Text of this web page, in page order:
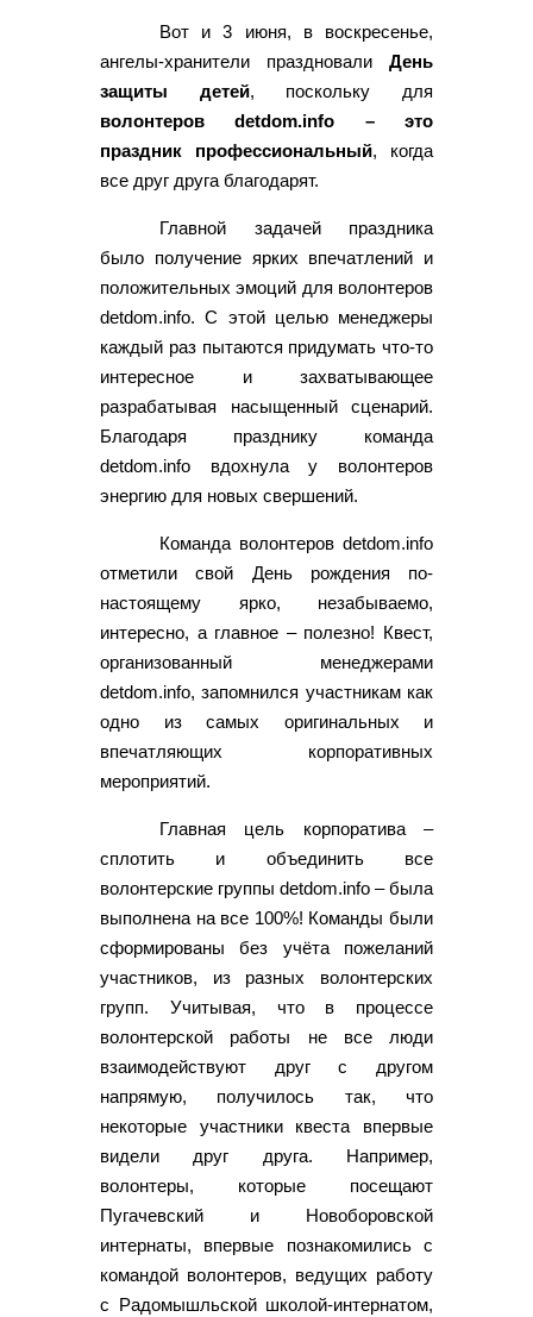
Вот и 3 июня, в воскресенье,
ангелы-хранители праздновали День
защиты детей, поскольку для
волонтеров detdom.info – это
праздник профессиональный, когда
все друг друга благодарят.
Главной задачей праздника
было получение ярких впечатлений и
положительных эмоций для волонтеров
detdom.info. С этой целью менеджеры
каждый раз пытаются придумать что-то
интересное и захватывающее
разрабатывая насыщенный сценарий.
Благодаря празднику команда
detdom.info вдохнула у волонтеров
энергию для новых свершений.
Команда волонтеров detdom.info
отметили свой День рождения по-
настоящему ярко, незабываемо,
интересно, а главное – полезно! Квест,
организованный менеджерами
detdom.info, запомнился участникам как
одно из самых оригинальных и
впечатляющих корпоративных
мероприятий.
Главная цель корпоратива –
сплотить и объединить все
волонтерские группы detdom.info – была
выполнена на все 100%! Команды были
сформированы без учёта пожеланий
участников, из разных волонтерских
групп. Учитывая, что в процессе
волонтерской работы не все люди
взаимодействуют друг с другом
напрямую, получилось так, что
некоторые участники квеста впервые
видели друг друга. Например,
волонтеры, которые посещают
Пугачевский и Новоборовской
интернаты, впервые познакомились с
командой волонтеров, ведущих работу
с Радомышльской школой-интернатом,